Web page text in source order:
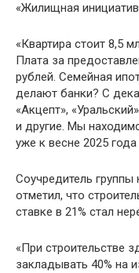
«Жилищная
«Квартира стоит 8,5
Плата за
рублей. Семейная
делают банки? С
«Акцепт»,
и другие. Мы
уже к весне 2025
Соучредитель
отметил, что
ставке в 21% стал
«При строительстве
закладывать 40% на